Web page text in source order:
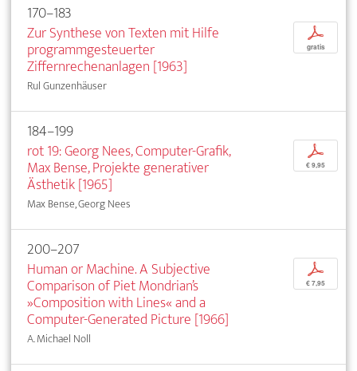
170–183
Zur Synthese von Texten mit Hilfe
programmgesteuerter
Ziffernrechenanlagen [1963]
Rul Gunzenhäuser
p
gratis
184–199
rot 19: Georg Nees, Computer-Grafik,
Max Bense, Projekte generativer
Ästhetik [1965]
Max Bense, Georg Nees
p
€ 9,95
200–207
Human or Machine. A Subjective
Comparison of Piet Mondrian’s
»Composition with Lines« and a
Computer-Generated Picture [1966]
A. Michael Noll
p
€ 7,95